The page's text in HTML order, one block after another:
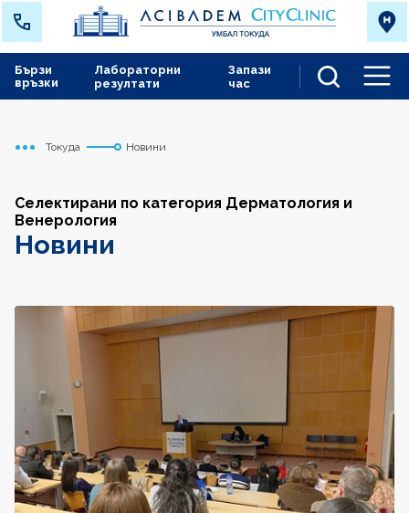
Лабораторни
резултати
Запази
час
Бързи
връзки
Начало
Токуда Новини
Селектирани по категория Дерматология и
Венерология
Новини